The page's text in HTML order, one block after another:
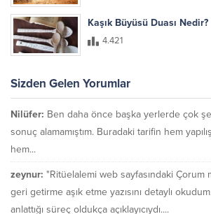
Kaşık Büyüsü Duası Nedir?
4.421
Sizden Gelen Yorumlar
Nilüfer: Ben daha önce başka yerlerde çok
sonuç alamamıştım. Buradaki tarifin hem
hem...
zeynur: "Ritüelalemi web sayfasındaki Çorum
geri getirme aşık etme yazısını detaylı
anlattığı süreç oldukça açıklayıcıydı....